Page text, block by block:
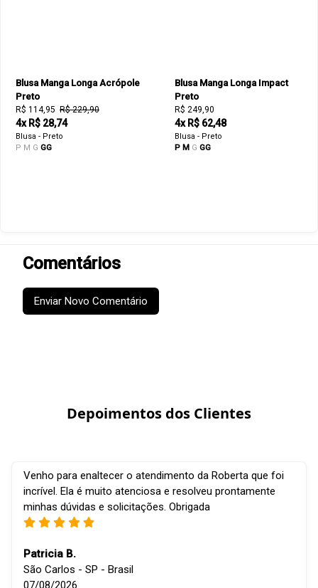
Blusa Manga Longa Acrópole
Preto
R$ 114,95 R$ 229,90
4x R$ 28,74
Blusa - Preto
P M G GG
Blusa Manga Longa Impact
Preto
R$ 249,90
4x R$ 62,48
Blusa - Preto
P M G GG
Comentários
Enviar Novo Comentário
Depoimentos dos Clientes
Venho para enaltecer o atendimento da Roberta que foi
incrível. Ela é muito atenciosa e resolveu prontamente
minhas dúvidas e solicitações. Obrigada
Patricia B.
São Carlos - SP - Brasil
07/08/2026